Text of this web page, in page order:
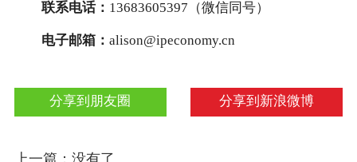
联系电话： 13683605397（微信同号）
电子邮箱： alison@ipeconomy.cn
分享到新浪微博
分享到朋友圈